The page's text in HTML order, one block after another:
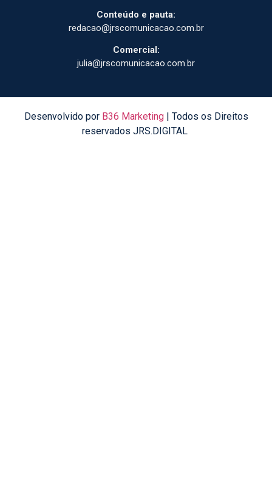
Conteúdo e pauta:
redacao@jrscomunicacao.com.br
Comercial:
julia@jrscomunicacao.com.br
Desenvolvido por B36 Marketing| Todos os Direitos
reservados JRS.DIGITAL